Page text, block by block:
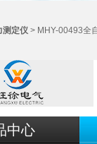
测定仪 > MHY-00493全
中心